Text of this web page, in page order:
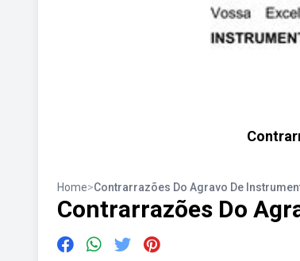
Home>Contrarrazões Do Agravo De
Contrarrazões Do